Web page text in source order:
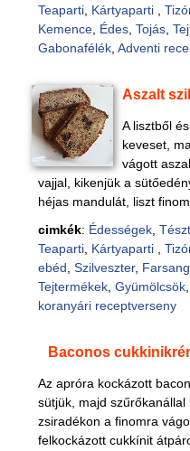
Teaparti, Kártyaparti
Kemence, Édes, Tojás,
Gabonafélék, Adventi
Aszalt
A lisztből
keveset,
vágott
vajjal, kikenjük a
héjas mandulát, liszt
cimkék: Édességek,
Teaparti, Kártyaparti
ebéd Szilveszter, Farsang
Tejtermékek, Gyümölcsök,
koranyári receptverseny
Baconos
Az apróra kockázott
sütjük, majd szűrőkanállal
zsiradékon a finomra
felkockázott cukkínit